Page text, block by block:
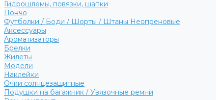
Гидрошлемы, повязки, шапки
Пончо
Футболки / Боди / Шорты / Штаны Неопреновые
Аксессуары
Ароматизаторы
Брелки
Жилеты
Модели
Наклейки
Очки солнцезащитные
Подушки на багажник / Увязочные ремни